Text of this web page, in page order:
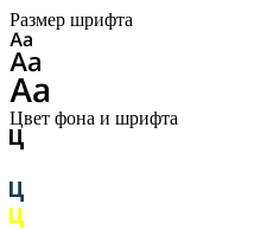
Размер шрифта
Цвет фона и шрифта